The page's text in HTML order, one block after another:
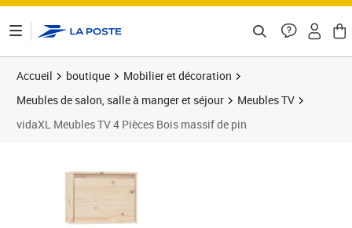
Accueil boutique
Mobilier et décoration
Meubles de salon, salle à manger et séjour
Meubles TV
vidaXL Meubles TV 4 Pièces Bois massif de pin